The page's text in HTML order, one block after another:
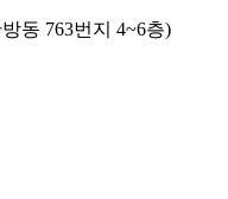
동 763번지 4~6층)